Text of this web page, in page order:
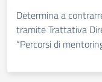
Determina a
tramite Trattativa
“Percorsi di